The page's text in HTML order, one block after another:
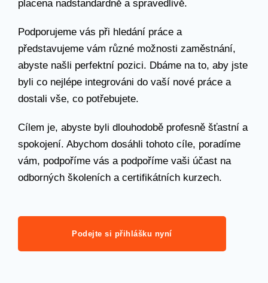
placena nadstandardně a spravedlivě.
Podporujeme vás při hledání práce a
představujeme vám různé možnosti zaměstnání,
abyste našli perfektní pozici. Dbáme na to, aby jste
byli co nejlépe integrováni do vaší nové práce a
dostali vše, co potřebujete.
Cílem je, abyste byli dlouhodobě profesně šťastní a
spokojení. Abychom dosáhli tohoto cíle, poradíme
vám, podpoříme vás a podpoříme vaši účast na
odborných školeních a certifikátních kurzech.
Podejte si přihlášku nyní